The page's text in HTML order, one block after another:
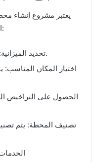
يعتبر مشروع إنشاء
اقتصادية واضحة. تشمل الخطوات اللازمة:
تحديد الميزانية: ضرورة توفر رأس المال المناسب.
الحصول على التراخيص
تصنيف المحطة: يتم